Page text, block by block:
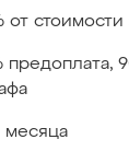
от стоимости
предоплата,
месяца